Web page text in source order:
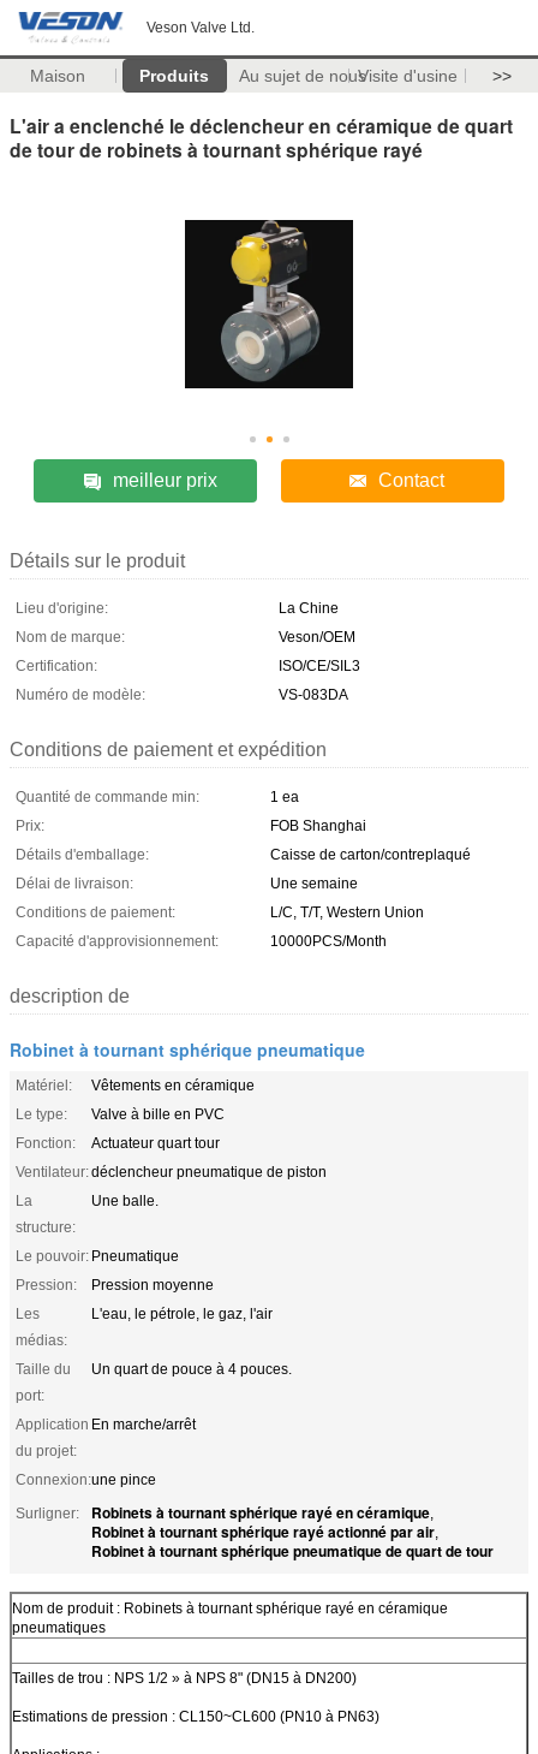
Veson Valve Ltd.
Maison Produits Au sujet de nousVisite d'usine >>
L'air a enclenché le déclencheur en céramique de quart
de tour de robinets à tournant sphérique rayé
meilleur prix Contact
Détails sur le produit
Lieu d'origine:
La Chine
Nom de marque:
Veson/OEM
Certification:
ISO/CE/SIL3
Numéro de modèle:
VS-083DA
Conditions de paiement et expédition
Quantité de commande min:
1 ea
Prix:
FOB Shanghai
Détails d'emballage:
Caisse de carton/contreplaqué
Délai de livraison:
Une semaine
Conditions de paiement:
L/C, T/T, Western Union
Capacité d'approvisionnement:
10000PCS/Month
description de
Robinet à tournant sphérique pneumatique
Matériel:
Vêtements en céramique
Le type:
Valve à bille en PVC
Fonction:
Actuateur quart tour
Ventilateur:déclencheur pneumatique de piston
La
structure:
Une balle.
Le pouvoir: Pneumatique
Pression:
Pression moyenne
Les
médias:
L'eau, le pétrole, le gaz, l'air
Taille du
port:
Un quart de pouce à 4 pouces.
Application
du projet:
En marche/arrêt
Connexion:une pince
Surligner:
Robinets à tournant sphérique rayé en céramique,
Robinet à tournant sphérique rayé actionné par air,
Robinet à tournant sphérique pneumatique de quart de tour
Nom de produit : Robinets à tournant sphérique rayé en céramique
pneumatiques
Tailles de trou : NPS 1/2 » à NPS 8" (DN15 à DN200)
Estimations de pression : CL150~CL600 (PN10 à PN63)